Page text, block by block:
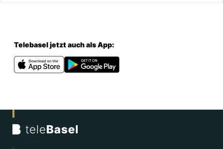
Telebasel jetzt auch als App: